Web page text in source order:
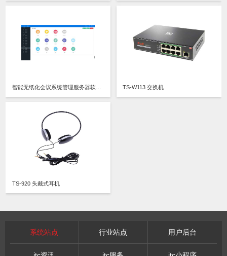
智能无纸化会议系统管理服务器软件V3.0 TS-W113 交换机
TS-920 头戴式耳机
系统站点 行业站点 用户后台